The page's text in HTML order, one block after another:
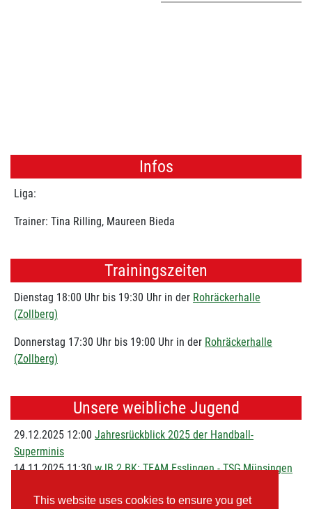
This website uses cookies to ensure you get
Infos
Liga:
Trainer: Tina Rilling, Maureen Bieda
Trainingszeiten
Dienstag 18:00 Uhr bis 19:30 Uhr in der Rohräckerhalle
(Zollberg)
Donnerstag 17:30 Uhr bis 19:00 Uhr in der Rohräckerhalle
(Zollberg)
Unsere weibliche Jugend
29.12.2025 12:00 Jahresrückblick 2025 der Handball-
Superminis
14.11.2025 11:30 wJB 2.BK: TEAM Esslingen - TSG Münsingen
23.08.2025 20:12 Trainer gesucht